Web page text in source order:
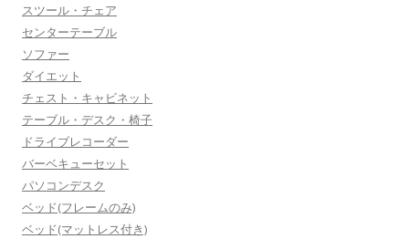
スツール・チェア
センターテーブル
ソファー
ダイエット
チェスト・キャビネット
テーブル・デスク・椅子
ドライブレコーダー
バーベキューセット
パソコンデスク
ベッド(フレームのみ)
ベッド(マットレス付き)